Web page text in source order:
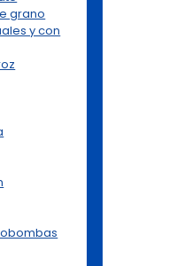
grano
y con